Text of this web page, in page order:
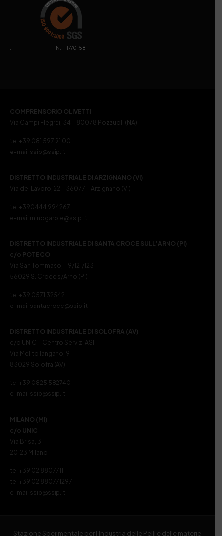
. N. IT17/0158
COMPRENSORIO OLIVETTI
Via Campi Flegrei, 34 – 80078 Pozzuoli (NA)
tel +39 081 597 91 00
e-mail ssip@ssip.it
DISTRETTO INDUSTRIALE DI ARZIGNANO (VI)
Via del Lavoro, 22 – 36077 – Arzignano (VI)
tel +390444 994267
e-mail m.nogarole@ssip.it
DISTRETTO INDUSTRIALE DI SANTA CROCE SULL’ARNO (PI)
c/o POTECO
Via San Tommaso, 119/121/123
56029 S. Croce s/Arno (PI)
tel +39 0571 32542
e-mail santacroce@ssip.it
DISTRETTO INDUSTRIALE DI SOLOFRA (AV)
c/o UNIC – Centro Servizi ASI
Via Melito Iangano, 9
83029 Solofra (AV)
tel +39 0825 582740
e-mail ssip@ssip.it
MILANO (MI)
c/o UNIC
Via Brisa, 3
20123 Milano
tel +39 02 8807711
tel +39 02 880771297
e-mail ssip@ssip.it
Stazione Sperimentale per l’Industria delle Pelli e delle materie